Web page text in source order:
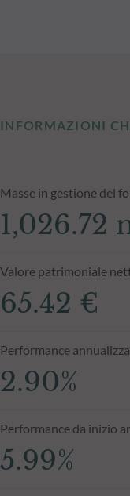
INFORMAZIONI
Masse in gestione del
1,026.72
Valore patrimoniale
65.42 €
Performance
2.90%
Performance da inizio
5.99%